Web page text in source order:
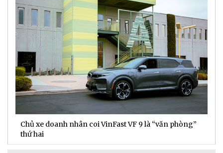
Chủ xe doanh nhân coi VinFast VF 9 là “văn phòng”
thứ hai